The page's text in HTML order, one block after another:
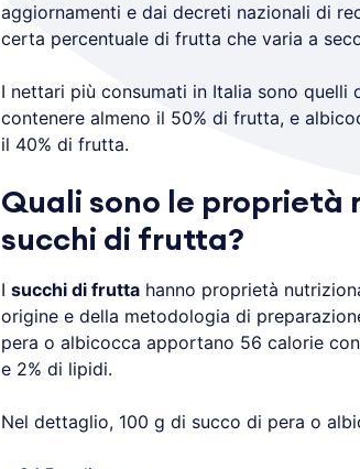
aggiornamenti e dai decreti nazionali di
certa percentuale di frutta che varia a
I nettari più consumati in Italia sono quelli
contenere almeno il 50% di frutta, e
il 40% di frutta.
Quali sono le proprietà
succhi di frutta?
I succhi di fruttahanno proprietà
origine e della metodologia di
pera o albicocca apportano 56 calorie
e 2% di lipidi.
Nel dettaglio, 100 g di succo di pera o